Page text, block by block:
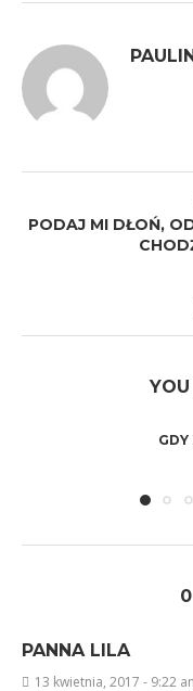
PODAJ MI DŁOŃ,
GDY
PANNA LILA
13 kwietnia, 2017 - 9:22